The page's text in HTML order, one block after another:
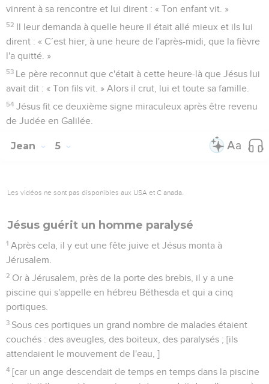
vinrent à sa rencontre et lui dirent : « Ton enfant vit. »
52 Il leur demanda à quelle heure il était allé mieux et ils lui
dirent : « C’est hier, à une heure de l'après-midi, que la fièvre
l'a quitté. »
53 Le père reconnut que c'était à cette heure-là que Jésus lui
avait dit : « Ton fils vit. » Alors il crut, lui et toute sa famille.
54 Jésus fit ce deuxième signe miraculeux après être revenu
de Judée en Galilée.
Jean 5
Les vidéos ne sont pas disponibles aux USA et C anada.
Jésus guérit un homme paralysé
1 Après cela, il y eut une fête juive et Jésus monta à
Jérusalem.
2 Or à Jérusalem, près de la porte des brebis, il y a une
piscine qui s'appelle en hébreu Béthesda et qui a cinq
portiques.
3 Sous ces portiques un grand nombre de malades étaient
couchés : des aveugles, des boiteux, des paralysés ; [ils
attendaient le mouvement de l'eau, ]
4 [car un ange descendait de temps en temps dans la piscine